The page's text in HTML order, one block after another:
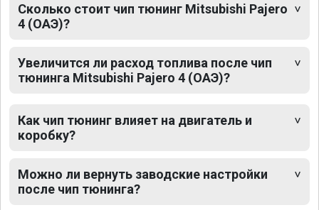
Сколько стоит чип тюнинг Mitsubishi Pajero
4 (ОАЭ)?
Увеличится ли расход топлива после чип
тюнинга Mitsubishi Pajero 4 (ОАЭ)?
Как чип тюнинг влияет на двигатель и
коробку?
Можно ли вернуть заводские настройки
после чип тюнинга?